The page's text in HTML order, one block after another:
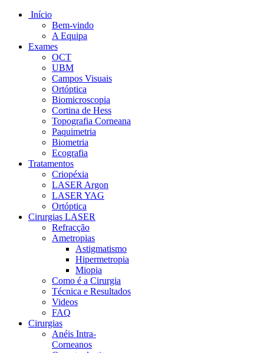
Início
Bem-vindo
A Equipa
Exames
OCT
UBM
Campos Visuais
Ortóptica
Biomicroscopia
Cortina de Hess
Topografia Corneana
Paquimetria
Biometria
Ecografia
Tratamentos
Criopéxia
LASER Argon
LASER YAG
Ortóptica
Cirurgias LASER
Refracção
Ametropias
Astigmatismo
Hipermetropia
Miopia
Como é a Cirurgia
Técnica e Resultados
Videos
FAQ
Cirurgias
Anéis Intra-
Corneanos